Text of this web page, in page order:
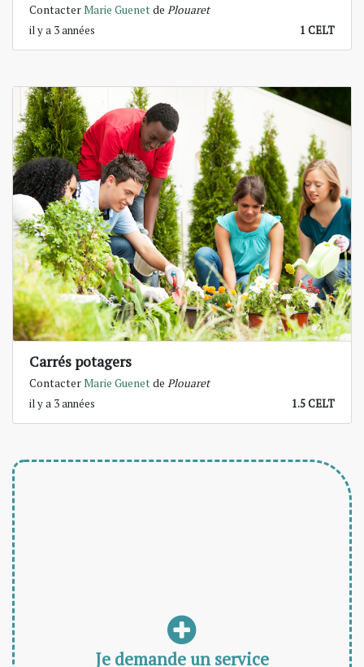
ContacterMarie Guenetde Plouaret
il y a 3 années
1 CELT
Carrés potagers
ContacterMarie Guenetde Plouaret
il y a 3 années
1.5 CELT
Je demande un service